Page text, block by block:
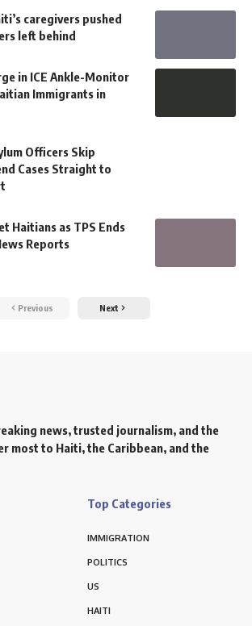
caregivers pushed
left behind
in ICE Ankle-Monitor
Immigrants in
Officers Skip
Cases Straight to
Haitians as TPS Ends
Reports
Previous Next
news, trusted journalism, and the
most to Haiti, the Caribbean, and the
Top Categories
IMMIGRATION
POLITICS
US
HAITI